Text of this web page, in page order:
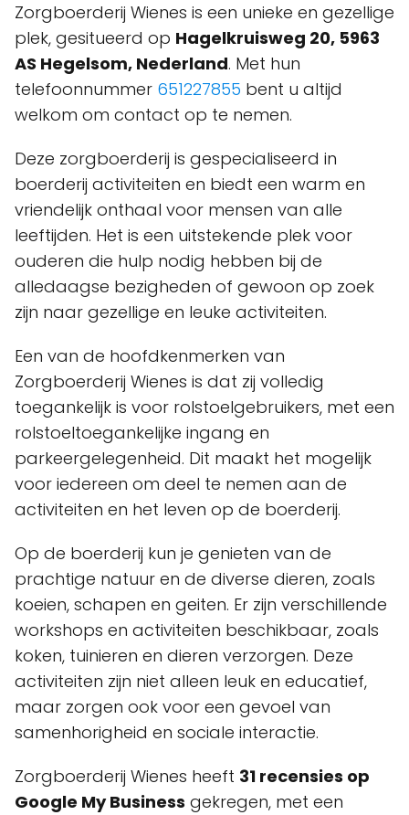
Zorgboerderij Wienes is een unieke en gezellige
plek, gesitueerd op Hagelkruisweg 20, 5963
AS Hegelsom, Nederland. Met hun
telefoonnummer 651227855 bent u altijd
welkom om contact op te nemen.
Deze zorgboerderij is gespecialiseerd in
boerderij activiteiten en biedt een warm en
vriendelijk onthaal voor mensen van alle
leeftijden. Het is een uitstekende plek voor
ouderen die hulp nodig hebben bij de
alledaagse bezigheden of gewoon op zoek
zijn naar gezellige en leuke activiteiten.
Een van de hoofdkenmerken van
Zorgboerderij Wienes is dat zij volledig
toegankelijk is voor rolstoelgebruikers, met een
rolstoeltoegankelijke ingang en
parkeergelegenheid. Dit maakt het mogelijk
voor iedereen om deel te nemen aan de
activiteiten en het leven op de boerderij.
Op de boerderij kun je genieten van de
prachtige natuur en de diverse dieren, zoals
koeien, schapen en geiten. Er zijn verschillende
workshops en activiteiten beschikbaar, zoals
koken, tuinieren en dieren verzorgen. Deze
activiteiten zijn niet alleen leuk en educatief,
maar zorgen ook voor een gevoel van
samenhorigheid en sociale interactie.
Zorgboerderij Wienes heeft 31 recensies op
Google My Business gekregen, met een